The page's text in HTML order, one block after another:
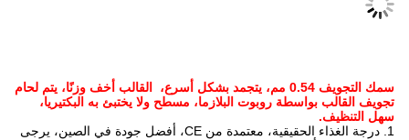
سمك التجويف 0.54 مم، يتجمد بشكل أسرع، القالب أخف وزنًا، يتم لحام
تجويف القالب بواسطة روبوت البلازما، مسطح ولا يختبئ به البكتيريا،
سهل التنظيف.
1. درجة الغذاء الحقيقية، معتمدة من CE، أفضل جودة في الصين، يرجى